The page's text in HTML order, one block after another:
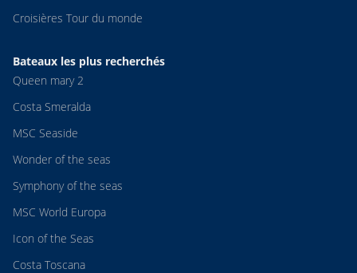
Croisières Tour du monde
Bateaux les plus recherchés
Queen mary 2
Costa Smeralda
MSC Seaside
Wonder of the seas
Symphony of the seas
MSC World Europa
Icon of the Seas
Costa Toscana